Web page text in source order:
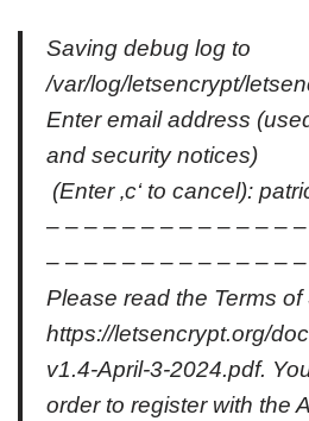
Saving debug log to
/var/log/letsencrypt/
Enter email address
and security notices)
(Enter ‚c‘ to cancel):
– – – – – – – – – – – – –
– – – – – – – – – – – – –
Please read the Terms of
https://letsencrypt.org/
v1.4-April-3-2024.pdf.
order to register with the